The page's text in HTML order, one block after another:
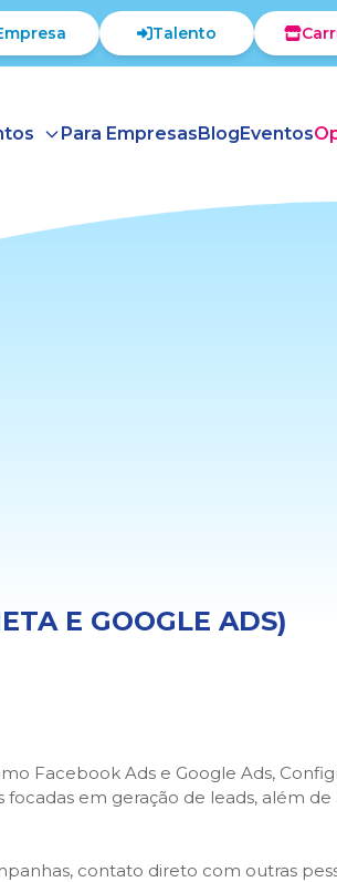
Talento
Para EmpresasBlogEventos
E GOOGLE ADS)
Facebook Ads e Google Ads,
em geração de leads, além de
contato direto com outras